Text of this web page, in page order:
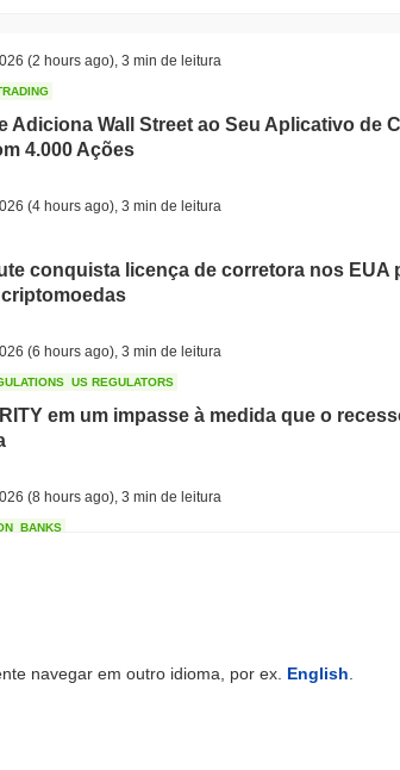
(2 hours ago) 3 min de leitura
Adiciona Wall Street ao Seu Aplicativo de
4.000 Ações
(4 hours ago) 3 min de leitura
conquista licença de corretora nos EUA
criptomoedas
(6 hours ago) 3 min de leitura
US REGULATORS
em um impasse à medida que o
(8 hours ago) 3 min de leitura
BANKS
JAPANnavegar em outro idioma, por ex. English